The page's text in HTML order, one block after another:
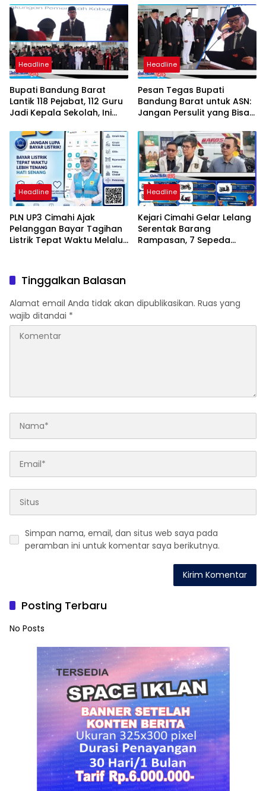
Student Exchange ke
Filipina
Headline
Bupati Bandung Barat
Lantik 118 Pejabat, 112 Guru
Jadi Kepala Sekolah, Ini
Barunya
Headline
Pesan Tegas Bupati
Bandung Barat untuk ASN:
Jangan Persulit yang Bisa
Headline
PLN UP3 Cimahi Ajak
Pelanggan Bayar Tagihan
Listrik Tepat Waktu Melalui
Headline
Kejari Cimahi Gelar Lelang
Serentak Barang
Rampasan, 7 Sepeda
Tinggalkan Balasan
Alamat email Anda tidak akan dipublikasikan. Ruas yang
wajib ditandai *
Simpan nama, email, dan situs web saya pada
peramban ini untuk komentar saya berikutnya.
Posting Terbaru
No Posts